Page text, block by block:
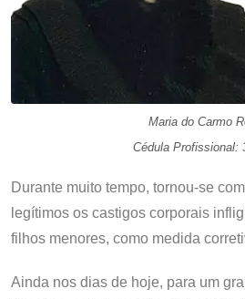
Maria do Carmo
Cédula Profissional:
Durante muito tempo, tornou-se
legítimos os castigos corporais
filhos menores, como medida
Ainda nos dias de hoje, para um